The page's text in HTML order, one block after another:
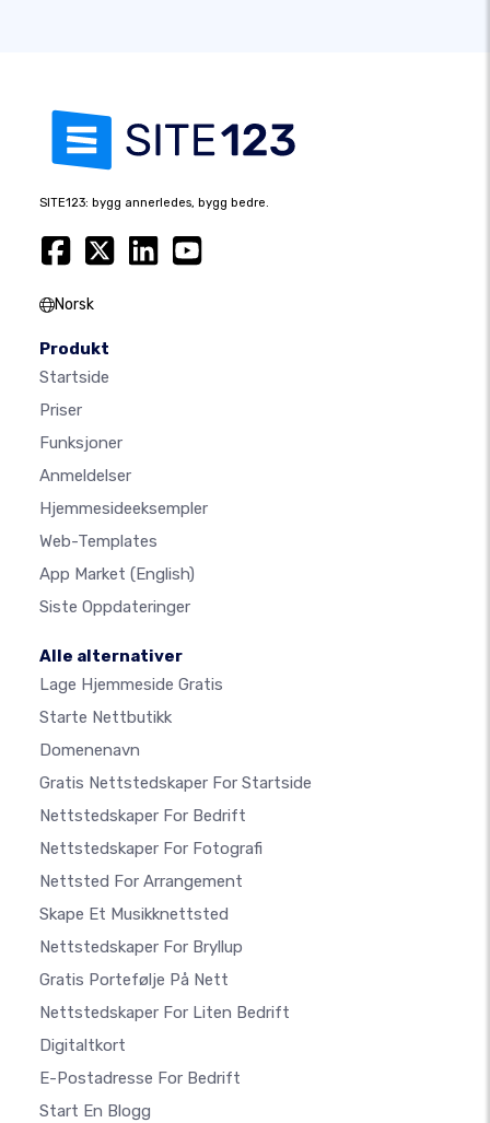
SITE123: bygg annerledes, bygg bedre.
Norsk
Produkt
Startside
Priser
Funksjoner
Anmeldelser
Hjemmesideeksempler
Web-Templates
App Market (English)
Siste Oppdateringer
Alle alternativer
Lage Hjemmeside Gratis
Starte Nettbutikk
Domenenavn
Gratis Nettstedskaper For Startside
Nettstedskaper For Bedrift
Nettstedskaper For Fotografi
Nettsted For Arrangement
Skape Et Musikknettsted
Nettstedskaper For Bryllup
Gratis Portefølje På Nett
Nettstedskaper For Liten Bedrift
Digitaltkort
E-Postadresse For Bedrift
Start En Blogg